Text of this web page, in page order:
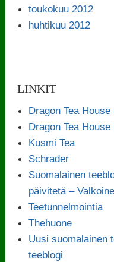
toukokuu 2012
huhtikuu 2012
LINKIT
Dragon Tea House
Dragon Tea
Kusmi Tea
Schrader
Suomalainen
päivitetä –
Teetunnelmointia
Thehuone
Uusi suomalainen
teeblogi